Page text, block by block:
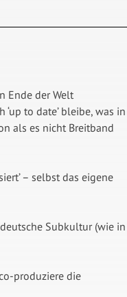
Ende der Welt
to date’ bleibe, was in
als es nicht Breitband
– selbst das eigene
Subkultur (wie in
produziere die